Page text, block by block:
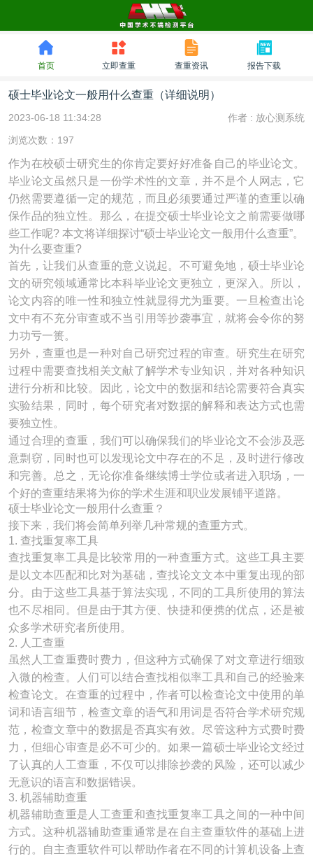
首页 立即查重 查重资讯 报告下载
硕士毕业论文一般用什么查重（详细说明）
2023-06-18 11:34:28 作者 : 放心测系统
浏览次数：197
作为在校硕士研究生的你肯定要好好准备自己的毕业论文。
毕业论文虽然只是一份学术性的文章，并不是个人网志，它
仍然需要遵循一定的规范，而且必须要通过严谨的查重以确
保作品的独立性。那么，在提交硕士毕业论文之前需要做哪
些工作呢? 本文将详细探讨“硕士毕业论文一般用什么查重”。
为什么要查重?
首先，让我们从查重的意义说起。不可避免地，硕士毕业论
文的研究领域通常比本科毕业论文更独立，更深入。所以，
论文内容的唯一性和独立性就显得尤为重要。一旦检查出论
文中有不充分审查或不当引用等抄袭事宜，就将会令你的努
力功亏一篑。
另外，查重也是一种对自己研究过程的审查。研究生在研究
过程中需要查找相关文献了解学术专业知识，并对各种知识
进行分析和比较。因此，论文中的数据和结论需要符合真实
实验结果，同时，每个研究者对数据的解释和表达方式也需
要独立性。
通过合理的查重，我们可以确保我们的毕业论文不会涉及恶
意剽窃，同时也可以发现论文中存在的不足，及时进行修改
和完善。总之，无论你准备继续博士学位或者进入职场，一
个好的查重结果将为你的学术生涯和职业发展铺平道路。
硕士毕业论文一般用什么查重？
接下来，我们将会简单列举几种常规的查重方式。
1. 查找重复率工具
查找重复率工具是比较常用的一种查重方式。这些工具主要
是以文本匹配和比对为基础，查找论文文本中重复出现的部
分。由于这些工具基于算法实现，不同的工具所使用的算法
也不尽相同。但是由于其方便、快捷和便携的优点，还是被
众多学术研究者所使用。
2. 人工查重
虽然人工查重费时费力，但这种方式确保了对文章进行细致
入微的检查。人们可以结合查找相似率工具和自己的经验来
检查论文。在查重的过程中，作者可以检查论文中使用的单
词和语言细节，检查文章的语气和用词是否符合学术研究规
范，检查文章中的数据是否真实有效。尽管这种方式费时费
力，但细心审查是必不可少的。如果一篇硕士毕业论文经过
了认真的人工查重，不仅可以排除抄袭的风险，还可以减少
无意识的语言和数据错误。
3. 机器辅助查重
机器辅助查重是人工查重和查找重复率工具之间的一种中间
方式。这种机器辅助查重通常是在自主查重软件的基础上进
行的。自主查重软件可以帮助作者在不同的计算机设备上查